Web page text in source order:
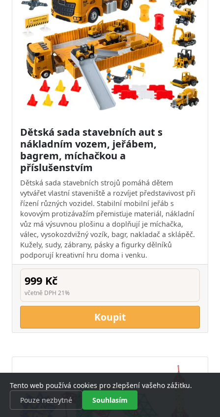
Dětská sada stavebních aut s
nákladním vozem, jeřábem,
bagrem, míchačkou a
příslušenstvím
Dětská sada stavebních strojů pomáhá dětem
vytvářet vlastní staveniště a rozvíjet představivost při
řízení různých vozidel. Stabilní mobilní jeřáb s
kovovým protizávažím přemisťuje materiál, nákladní
vůz má výsuvnou plošinu a doplňují je míchačka,
válec, vysokozdvižný vozík, bagr, nakladač a sklápěč.
Kužely, sudy, zábrany, pásky a figurky dělníků
podporují kreativní hru doma i venku.
999 Kč
včetně DPH 21%
Koupit
Tento web používá cookies pro zlepšení vašeho zážitku.
Pouze nezbytné
Souhlasím